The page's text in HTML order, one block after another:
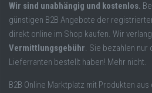
Wir sind unabhängig und kostenlos.
günstigen B2B Angebote der
direkt online im Shop kaufen. Wir
Vermittlungsgebühr. Sie bezahlen nur
Lieferranten bestellt haben! Mehr nicht.
B2B Online Marktplatz mit Produkten